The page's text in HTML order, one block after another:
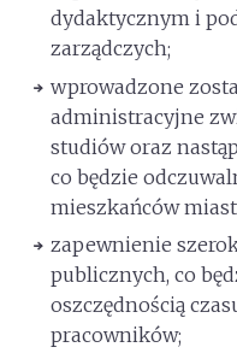
dydaktycznym i
zarządczych;
wprowadzone
administracyjne
studiów oraz
co będzie
mieszkańców
zapewnienie
publicznych, co
oszczędnością
pracowników;